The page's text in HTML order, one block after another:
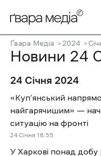
Ґвара Медіа 2024
Новини 24
24 Січня 2024
«Куп’янський
найгарячишим» —
ситуацію на фронті
24 Січня 18:55
У Харкові понад добу